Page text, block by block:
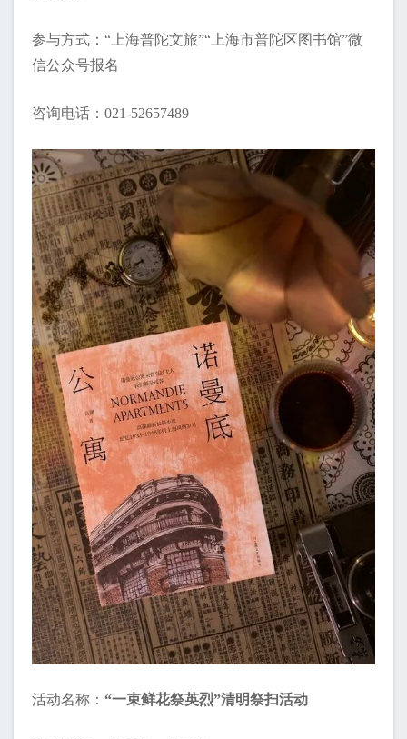
参与方式：“上海普陀文旅”“上海市普陀区图书馆”微
信公众号报名
咨询电话：021-52657489
活动名称： “一束鲜花祭英烈”清明祭扫活动